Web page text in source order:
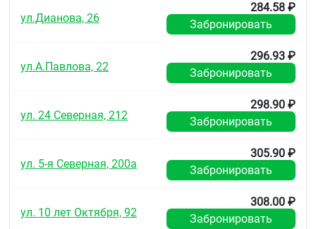
ул.Дианова, 26
284.58 ₽
Забронировать
ул.А.Павлова, 22
296.93 ₽
Забронировать
ул. 24 Северная, 212
298.90 ₽
Забронировать
ул. 5-я Северная, 200а
305.90 ₽
Забронировать
ул. 10 лет Октября, 92
308.00 ₽
Забронировать